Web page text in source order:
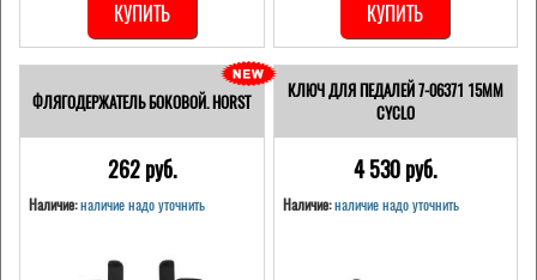
КУПИТЬ КУПИТЬ
ФЛЯГОДЕРЖАТЕЛЬ БОКОВОЙ. HORST
262 pуб.
Наличие:наличие надо уточнить
КЛЮЧ ДЛЯ ПЕДАЛЕЙ 7-06371 15ММ
CYCLO
4 530 pуб.
Наличие: наличие надо уточнить